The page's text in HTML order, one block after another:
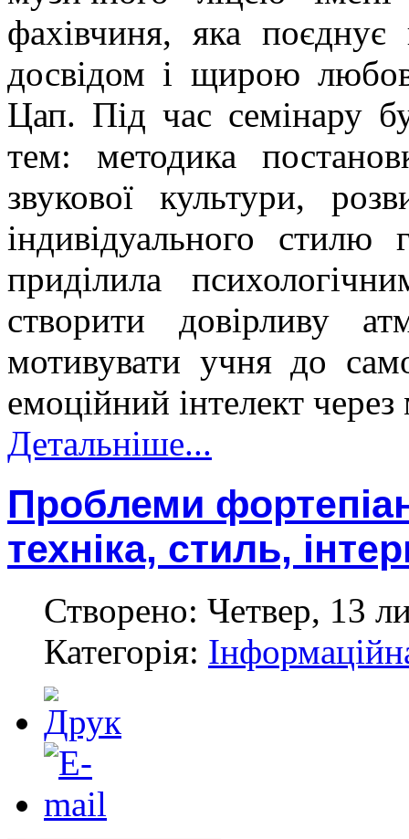
фахівчиня, яка
досвідом і щирою
Цап. Під час семінару
тем: методика
звукової культури,
індивідуального стилю
приділила
створити довірливу
мотивувати учня до
емоційний інтелект через
Детальніше...
Проблеми
техніка, стиль,
Створено: Четвер, 13
Категорія: